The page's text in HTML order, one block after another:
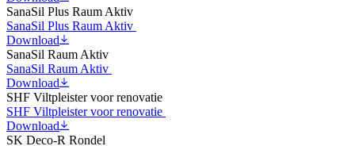
SanaSil Plus Raum Aktiv
SanaSil Plus Raum Aktiv
Download
SanaSil Raum Aktiv
SanaSil Raum Aktiv
Download
SHF Viltpleister voor renovatie
SHF Viltpleister voor renovatie
Download
SK Deco-R Rondel